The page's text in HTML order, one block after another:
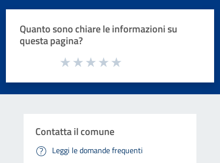
Quanto sono chiare le informazioni su
questa pagina?
Valuta da 1 a 5 stelle la pagina
Contatta il comune
Leggi le domande frequenti